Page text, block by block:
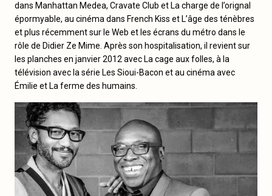
dans Manhattan Medea, Cravate Club et La charge de l’orignal
épormyable, au cinéma dans French Kiss et L’âge des ténèbres
et plus récemment sur le Web et les écrans du métro dans le
rôle de Didier Ze Mime. Après son hospitalisation, il revient sur
les planches en janvier 2012 avec La cage aux folles, à la
télévision avec la série Les Sioui-Bacon et au cinéma avec
Émilie et La ferme des humains.